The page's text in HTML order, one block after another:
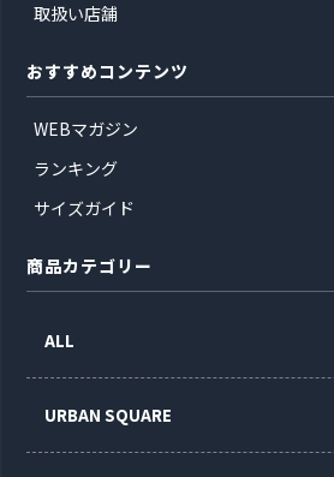
取扱い店舗
おすすめコンテンツ
WEBマガジン
ランキング
サイズガイド
商品カテゴリー
ALL
URBAN SQUARE